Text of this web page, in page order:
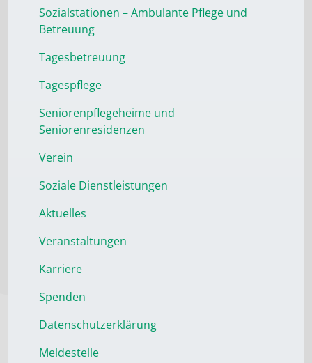
Sozialstationen – Ambulante Pflege und
Betreuung
Tagesbetreuung
Tagespflege
Seniorenpflegeheime und
Seniorenresidenzen
Verein
Soziale Dienstleistungen
Aktuelles
Veranstaltungen
Karriere
Spenden
Datenschutzerklärung
Meldestelle